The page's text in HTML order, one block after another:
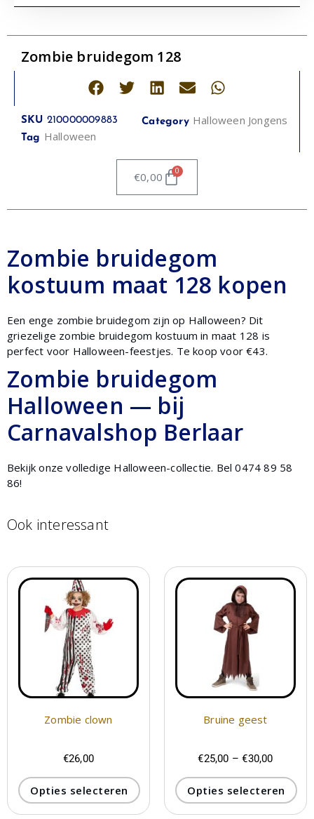
Zombie bruidegom 128
SKU 210000009883 Category Halloween Jongens
Tag Halloween
€0,00 0
Zombie bruidegom
kostuum maat 128 kopen
Een enge zombie bruidegom zijn op Halloween? Dit
griezelige zombie bruidegom kostuum in maat 128 is
perfect voor Halloween-feestjes. Te koop voor €43.
Zombie bruidegom
Halloween — bij
Carnavalshop Berlaar
Bekijk onze volledige Halloween-collectie. Bel 0474 89 58
86!
Ook interessant
Zombie clown
€26,00
Opties selecteren
Bruine geest
€25,00 – €30,00
Opties selecteren